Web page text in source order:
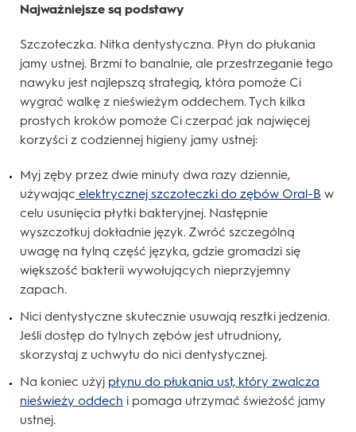
Najważniejsze są podstawy
Szczoteczka. Nitka dentystyczna. Płyn do płukania
jamy ustnej. Brzmi to banalnie, ale przestrzeganie tego
nawyku jest najlepszą strategią, która pomoże Ci
wygrać walkę z nieświeżym oddechem. Tych kilka
prostych kroków pomoże Ci czerpać jak najwięcej
korzyści z codziennej higieny jamy ustnej:
Myj zęby przez dwie minuty dwa razy dziennie,
używając elektrycznej szczoteczki do zębów Oral-B w
celu usunięcia płytki bakteryjnej. Następnie
wyszczotkuj dokładnie język. Zwróć szczególną
uwagę na tylną część języka, gdzie gromadzi się
większość bakterii wywołujących nieprzyjemny
zapach.
Nici dentystyczne skutecznie usuwają resztki jedzenia.
Jeśli dostęp do tylnych zębów jest utrudniony,
skorzystaj z uchwytu do nici dentystycznej.
Na koniec użyj płynu do płukania ust, który zwalcza
nieświeży oddech i pomaga utrzymać świeżość jamy
ustnej.